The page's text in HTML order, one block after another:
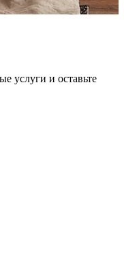
услуги и оставьте